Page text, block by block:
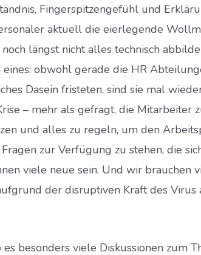
Fingerspitzengefühl und
aktuell die eierlegende
längst nicht alles technisch
eines: obwohl gerade die HR
Dasein fristeten, sind sie mal
– mehr als gefragt, die Mitarbeiter
und alles zu regeln, um den
zur Verfügung zu stehen, die
viele neue sein. Und wir brauchen
der disruptiven Kraft des Virus
besonders viele Diskussionen zum